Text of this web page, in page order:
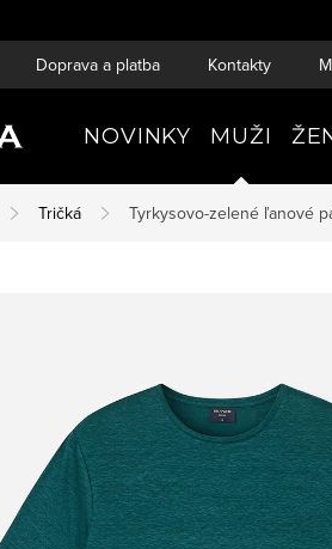
Doprava a platba Kontakty
NOVINKY MUŽI
Tričká Tyrkysovo-zelené ľanové